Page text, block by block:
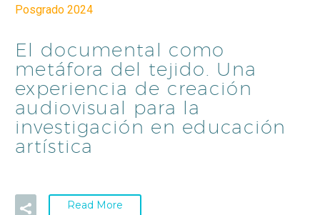
Posgrado 2024
El documental como
metáfora del tejido. Una
experiencia de creación
audiovisual para la
investigación en educación
artística
Read More